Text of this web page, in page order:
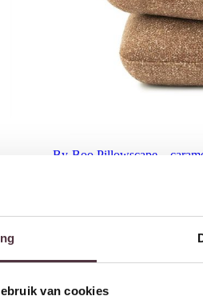
van cookies
By-Boo Pillowscape –